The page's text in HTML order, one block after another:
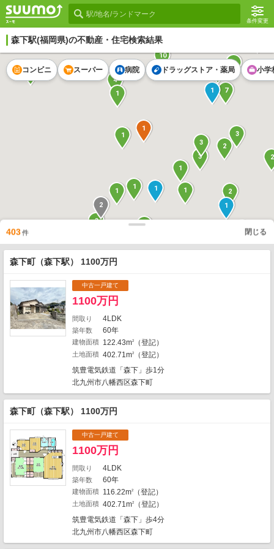
条件変更
森下駅(福岡県)の不動産・住宅検索結果
1
4
1
3
7
2
3
3
1
1
1
2
2
6
10
1
2
1
1
1
1
1
3
1
2
1
1
1
1
1
2
コンビニ スーパー 病院 ドラッグストア・薬局 小学
403件 閉じる
森下町（森下駅） 1100万円
中古一戸建て
1100万円
間取り 4LDK
築年数 60年
建物面積 122.43m2 （登記）
土地面積 402.71m2
（登記）
筑豊電気鉄道「森下」歩1分
北九州市八幡西区森下町
森下町（森下駅） 1100万円
中古一戸建て
1100万円
間取り 4LDK
築年数 60年
建物面積 116.22m2 （登記）
土地面積 402.71m2
（登記）
筑豊電気鉄道「森下」歩4分
北九州市八幡西区森下町